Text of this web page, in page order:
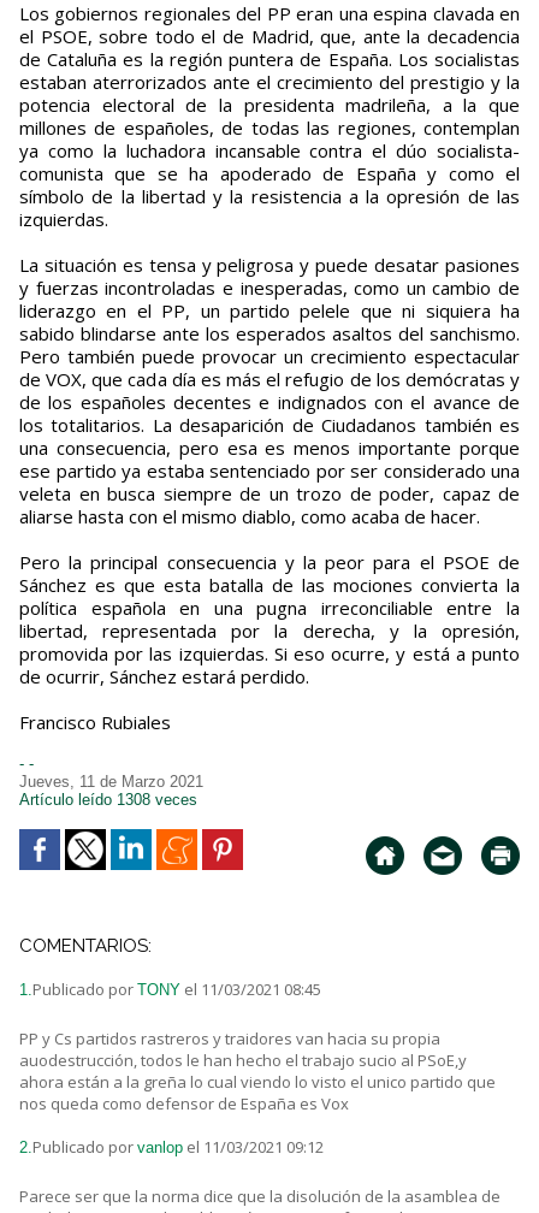
Los gobiernos regionales del PP eran una espina clavada en
el PSOE, sobre todo el de Madrid, que, ante la decadencia
de Cataluña es la región puntera de España. Los socialistas
estaban aterrorizados ante el crecimiento del prestigio y la
potencia electoral de la presidenta madrileña, a la que
millones de españoles, de todas las regiones, contemplan
ya como la luchadora incansable contra el dúo socialista-
comunista que se ha apoderado de España y como el
símbolo de la libertad y la resistencia a la opresión de las
izquierdas.
La situación es tensa y peligrosa y puede desatar pasiones
y fuerzas incontroladas e inesperadas, como un cambio de
liderazgo en el PP, un partido pelele que ni siquiera ha
sabido blindarse ante los esperados asaltos del sanchismo.
Pero también puede provocar un crecimiento espectacular
de VOX, que cada día es más el refugio de los demócratas y
de los españoles decentes e indignados con el avance de
los totalitarios. La desaparición de Ciudadanos también es
una consecuencia, pero esa es menos importante porque
ese partido ya estaba sentenciado por ser considerado una
veleta en busca siempre de un trozo de poder, capaz de
aliarse hasta con el mismo diablo, como acaba de hacer.
Pero la principal consecuencia y la peor para el PSOE de
Sánchez es que esta batalla de las mociones convierta la
política española en una pugna irreconciliable entre la
libertad, representada por la derecha, y la opresión,
promovida por las izquierdas. Si eso ocurre, y está a punto
de ocurrir, Sánchez estará perdido.
Francisco Rubiales
- -
Jueves, 11 de Marzo 2021
Artículo leído 1308 veces
COMENTARIOS:
1.Publicado por TONY el 11/03/2021 08:45
PP y Cs partidos rastreros y traidores van hacia su propia
auodestrucción, todos le han hecho el trabajo sucio al PSoE,y
ahora están a la greña lo cual viendo lo visto el unico partido que
nos queda como defensor de España es Vox
2.Publicado por vanlop el 11/03/2021 09:12
Parece ser que la norma dice que la disolución de la asamblea de